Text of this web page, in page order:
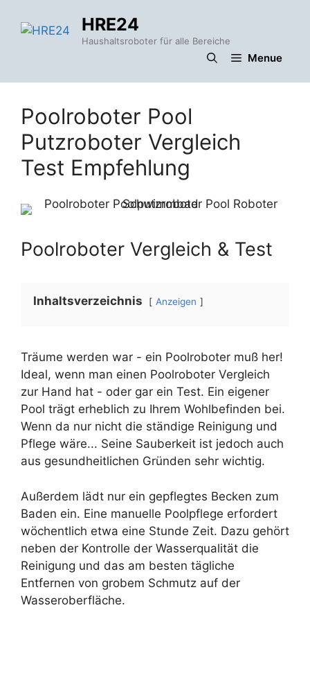
Inhalt
HRE24
Haushaltsroboter für alle Bereiche
Menue
Poolroboter Pool
Putzroboter Vergleich
Test Empfehlung
Poolroboter Vergleich & Test
Inhaltsverzeichnis Anzeigen
Träume werden war - ein Poolroboter muß her!
Ideal, wenn man einen Poolroboter Vergleich
zur Hand hat - oder gar ein Test. Ein eigener
Pool trägt erheblich zu Ihrem Wohlbefinden bei.
Wenn da nur nicht die ständige Reinigung und
Pflege wäre... Seine Sauberkeit ist jedoch auch
aus gesundheitlichen Gründen sehr wichtig.
Außerdem lädt nur ein gepflegtes Becken zum
Baden ein. Eine manuelle Poolpflege erfordert
wöchentlich etwa eine Stunde Zeit. Dazu gehört
neben der Kontrolle der Wasserqualität die
Reinigung und das am besten tägliche
Entfernen von grobem Schmutz auf der
Wasseroberfläche.